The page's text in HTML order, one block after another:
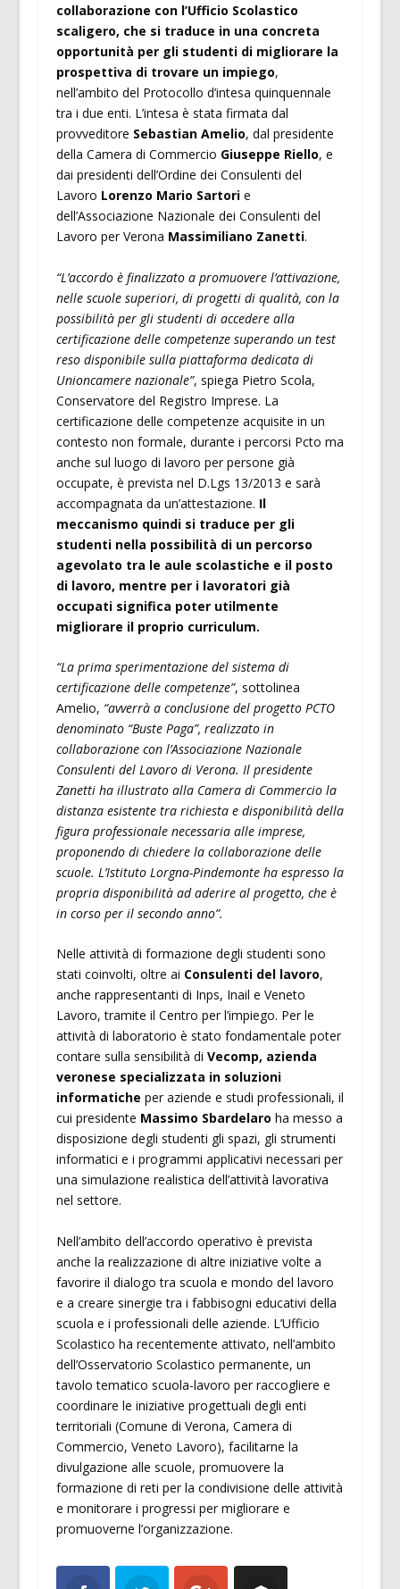
collaborazione con l’Ufficio Scolastico
scaligero, che si traduce in una concreta
opportunità per gli studenti di migliorare la
prospettiva di trovare un impiego,
nell’ambito del Protocollo d’intesa quinquennale
tra i due enti. L’intesa è stata firmata dal
provveditore Sebastian Amelio, dal presidente
della Camera di Commercio Giuseppe Riello, e
dai presidenti dell’Ordine dei Consulenti del
Lavoro Lorenzo Mario Sartorie
dell’Associazione Nazionale dei Consulenti del
Lavoro per Verona Massimiliano Zanetti.
“L’accordo è finalizzato a promuovere l’attivazione,
nelle scuole superiori, di progetti di qualità, con la
possibilità per gli studenti di accedere alla
certificazione delle competenze superando un test
reso disponibile sulla piattaforma dedicata di
Unioncamere nazionale”, spiega Pietro Scola,
Conservatore del Registro Imprese. La
certificazione delle competenze acquisite in un
contesto non formale, durante i percorsi Pcto ma
anche sul luogo di lavoro per persone già
occupate, è prevista nel D.Lgs 13/2013 e sarà
accompagnata da un’attestazione. Il
meccanismo quindi si traduce per gli
studenti nella possibilità di un percorso
agevolato tra le aule scolastiche e il posto
di lavoro, mentre per i lavoratori già
occupati significa poter utilmente
migliorare il proprio curriculum.
“La prima sperimentazione del sistema di
certificazione delle competenze”, sottolinea
Amelio, “avverrà a conclusione del progetto PCTO
denominato “Buste Paga”, realizzato in
collaborazione con l’Associazione Nazionale
Consulenti del Lavoro di Verona. Il presidente
Zanetti ha illustrato alla Camera di Commercio la
distanza esistente tra richiesta e disponibilità della
figura professionale necessaria alle imprese,
proponendo di chiedere la collaborazione delle
scuole. L’Istituto Lorgna-Pindemonte ha espresso la
propria disponibilità ad aderire al progetto, che è
in corso per il secondo anno”.
Nelle attività di formazione degli studenti sono
stati coinvolti, oltre ai Consulenti del lavoro,
anche rappresentanti di Inps, Inail e Veneto
Lavoro, tramite il Centro per l’impiego. Per le
attività di laboratorio è stato fondamentale poter
contare sulla sensibilità di Vecomp, azienda
veronese specializzata in soluzioni
informatiche per aziende e studi professionali, il
cui presidente Massimo Sbardelaro ha messo a
disposizione degli studenti gli spazi, gli strumenti
informatici e i programmi applicativi necessari per
una simulazione realistica dell’attività lavorativa
nel settore.
Nell’ambito dell’accordo operativo è prevista
anche la realizzazione di altre iniziative volte a
favorire il dialogo tra scuola e mondo del lavoro
e a creare sinergie tra i fabbisogni educativi della
scuola e i professionali delle aziende. L’Ufficio
Scolastico ha recentemente attivato, nell’ambito
dell’Osservatorio Scolastico permanente, un
tavolo tematico scuola-lavoro per raccogliere e
coordinare le iniziative progettuali degli enti
territoriali (Comune di Verona, Camera di
Commercio, Veneto Lavoro), facilitarne la
divulgazione alle scuole, promuovere la
formazione di reti per la condivisione delle attività
e monitorare i progressi per migliorare e
promuoverne l’organizzazione.